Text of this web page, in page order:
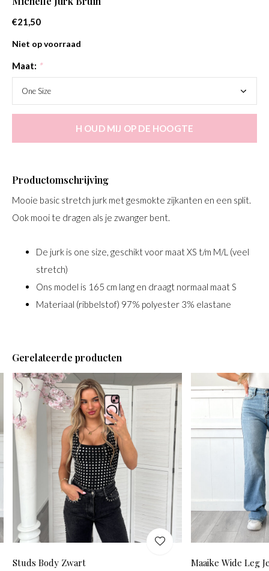
€21,50
Niet op voorraad
Maat: *
H OUD MIJ OP DE HOOGTE
Productomschrijving
Mooie basic stretch jurk met gesmokte zijkanten en een split.
Ook mooi te dragen als je zwanger bent.
De jurk is one size, geschikt voor maat XS t/m M/L (veel
stretch)
Ons model is 165 cm lang en draagt normaal maat S
Materiaal (ribbelstof) 97% polyester 3% elastane
Gerelateerde producten
Studs Body Zwart Maaike Wide Leg